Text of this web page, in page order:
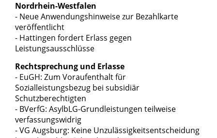
Nordrhein-Westfalen
- Neue Anwendungshinweise zur Bezahlkarte
veröffentlicht
- Hattingen fordert Erlass gegen
Leistungsausschlüsse
Rechtsprechung und Erlasse
- EuGH: Zum Voraufenthalt für
Sozialleistungsbezug bei subsidiär
Schutzberechtigten
- BVerfG: AsylbLG-Grundleistungen teilweise
verfassungswidrig
- VG Augsburg: Keine Unzulässigkeitsentscheidung